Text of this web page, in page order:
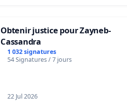
Obtenir justice pour Zayneb-
Cassandra
1 032 signatures
54 Signatures / 7 jours
22 Jul 2026